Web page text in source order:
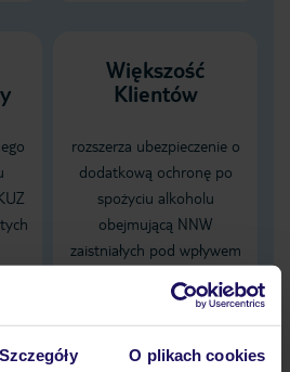
Szczegóły O plikach cookies
Większość
Klientów
rozszerza ubezpieczenie o
dodatkową ochronę po
spożyciu alkoholu
obejmującą NNW
zaistniałych pod wpływem
Dane Mondial Assistance